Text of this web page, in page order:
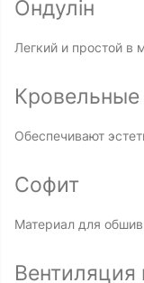
Ондулін
Легкий и простой в
Кровельные
Обеспечивают
Софит
Материал для